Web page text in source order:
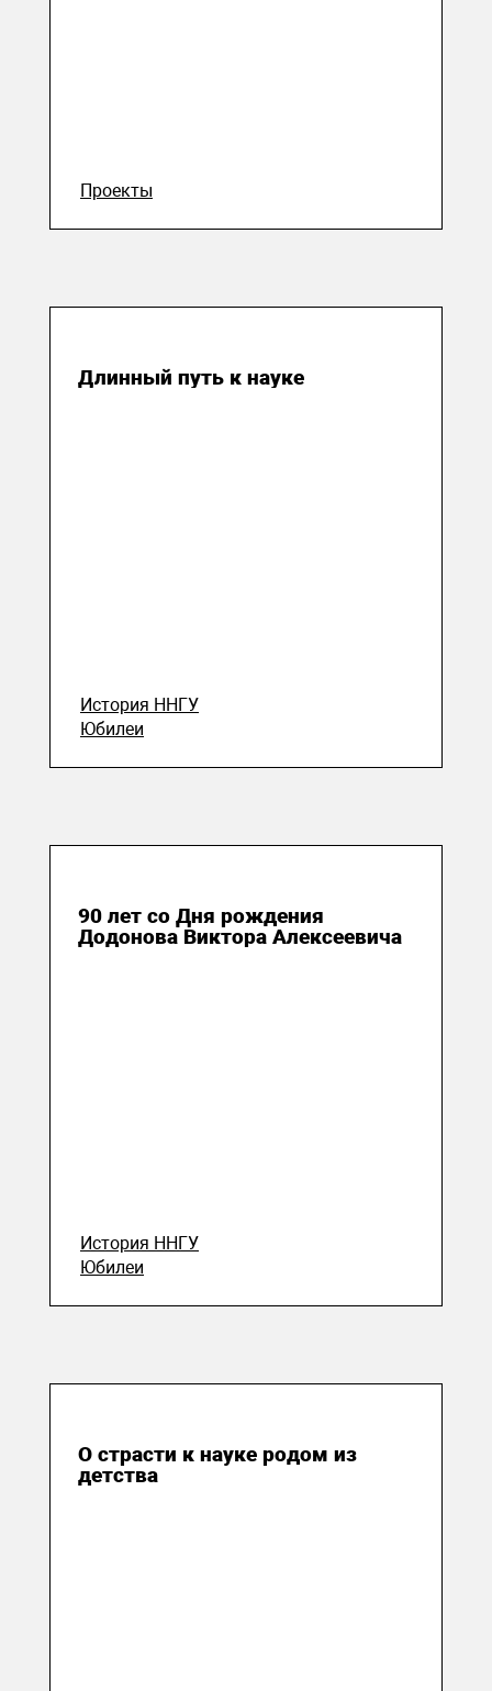
Проекты
Длинный путь к науке
История ННГУ
Юбилеи
90 лет со Дня рождения
Додонова Виктора Алексеевича
История ННГУ
Юбилеи
О страсти к науке родом из
детства